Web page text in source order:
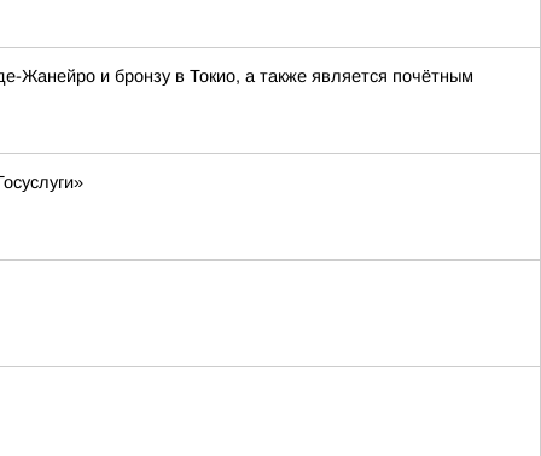
Жанейро и бронзу в Токио, а также является почётным